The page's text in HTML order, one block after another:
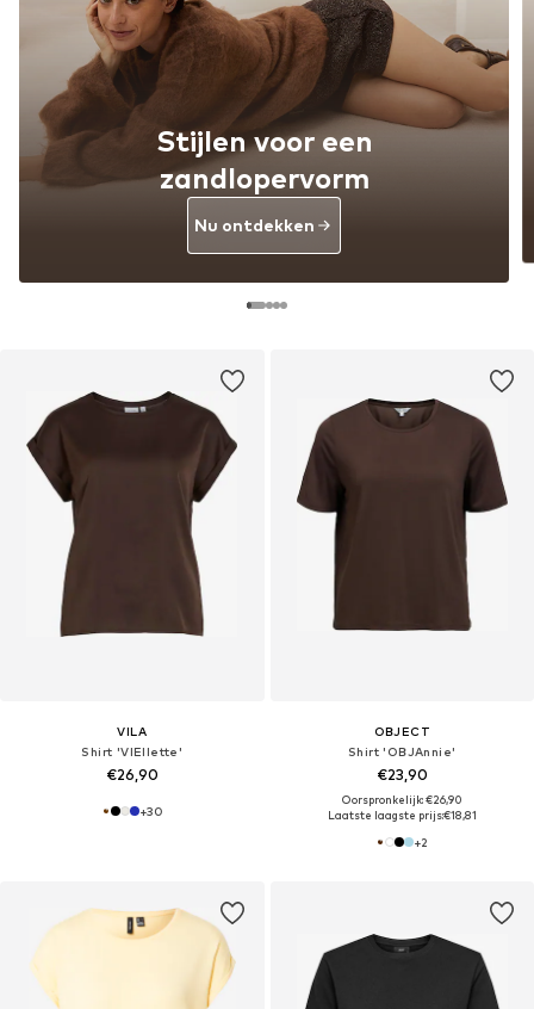
VILA
Shirt 'VIEllette'
€26,90
+30
Stijlen voor een
zandlopervorm
Nu ontdekken
OBJECT
Shirt 'OBJAnnie'
€23,90
Oorspronkelijk: €26,90
Laatste laagste prijs:€18,81
+2